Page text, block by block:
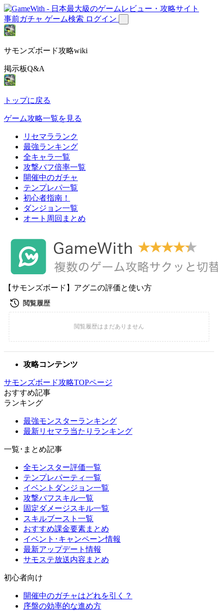
事前ガチャ ゲーム検索 ログイン
サモンズボード攻略wiki
掲示板Q&A
トップに戻る
ゲーム攻略一覧を見る
リセマラランク
最強ランキング
全キャラ一覧
攻撃バフ倍率一覧
開催中のガチャ
テンプレパ一覧
初心者指南！
ダンジョン一覧
オート周回まとめ
【サモンズボード】アグニの評価と使い方
攻略コンテンツ
サモンズボード攻略TOPページ
おすすめ記事
ランキング
最強モンスターランキング
最新リセマラ当たりランキング
一覧･まとめ記事
全モンスター評価一覧
テンプレパーティ一覧
イベントダンジョン一覧
攻撃バフスキル一覧
固定ダメージスキル一覧
スキルブースト一覧
おすすめ課金要素まとめ
イベント･キャンペーン情報
最新アップデート情報
サモステ放送内容まとめ
初心者向け
開催中のガチャはどれを引く？
序盤の効率的な進め方